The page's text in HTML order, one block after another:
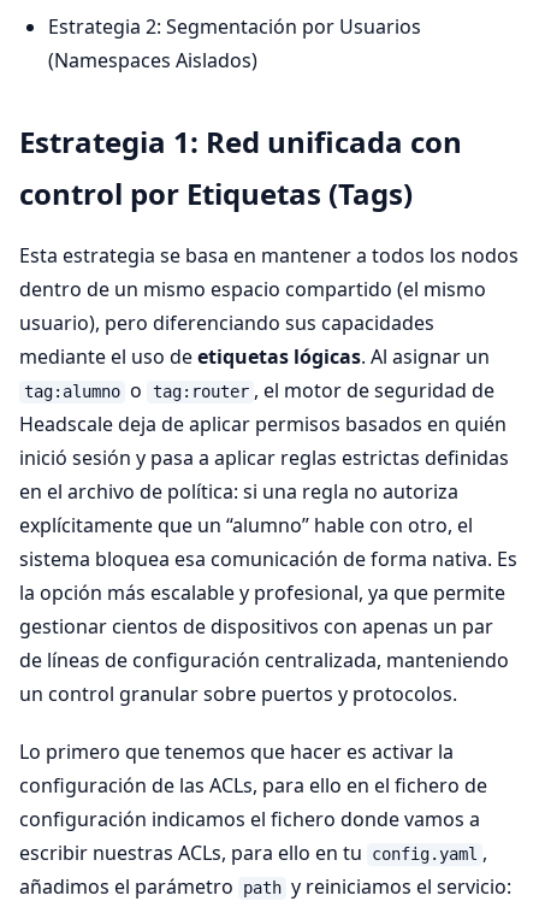
Estrategia 2: Segmentación por Usuarios
(Namespaces Aislados)
Estrategia 1: Red unificada con
control por Etiquetas (Tags)
Esta estrategia se basa en mantener a todos los nodos
dentro de un mismo espacio compartido (el mismo
usuario), pero diferenciando sus capacidades
mediante el uso deetiquetas lógicas. Al asignar un
tag:alumno o tag:router , el motor de seguridad de
Headscale deja de aplicar permisos basados en quién
inició sesión y pasa a aplicar reglas estrictas definidas
en el archivo de política: si una regla no autoriza
explícitamente que un “alumno” hable con otro, el
sistema bloquea esa comunicación de forma nativa. Es
la opción más escalable y profesional, ya que permite
gestionar cientos de dispositivos con apenas un par
de líneas de configuración centralizada, manteniendo
un control granular sobre puertos y protocolos.
Lo primero que tenemos que hacer es activar la
configuración de las ACLs, para ello en el fichero de
configuración indicamos el fichero donde vamos a
escribir nuestras ACLs, para ello en tu
config.yaml ,
añadimos el parámetro
path y reiniciamos el servicio: